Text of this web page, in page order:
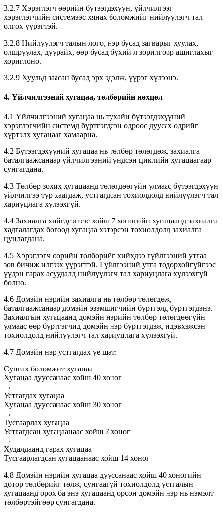
3.2.7 Хэрэглэгч өөрийн бүтээгдэхүүн, үйлчилгээг
хэрэглэгчийн системээс хянах боломжийг нийлүүлэгч тал
олгох үүрэгтэй.
3.2.8 Нийлүүлэгч талын лого, нэр бусад загварыг хуулах,
олшруулах, дуурайх, өөр бусад бүхий л зорилгоор ашиглахыг
хориглоно.
3.2.9 Хуульд заасан бусад эрх эдэлж, үүрэг хүлээнэ.
4. Үйлчилгээний хугацаа, төлбөрийн нөхцөл
4.1 Үйлчилгээний хугацаа нь тухайн бүтээгдэхүүний
хэрэглэгчийн системд бүртгэгдсэн өдрөөс дуусах өдрийг
хүртэлх хугацааг хамаарна.
4.2 Бүтээгдэхүүний хугацаа нь төлбөр төлөгдөж, захиалга
баталгаажсанаар үйлчилгээний үндсэн циклийн хугацаагаар
сунгагдана.
4.3 Төлбөр зохих хугацаанд төлөгдөөгүйн улмаас бүтээгдэхүүн
үйлчилгээ түр хаагдаж, устгагдсан тохиолдолд нийлүүлэгч тал
хариуцлага хүлээхгүй.
4.4 Захиалга хийгдсэнээс хойш 7 хоногийн хугацаанд захиалга
хадгалагдах бөгөөд хугацаа хэтэрсэн тохиолдолд захиалга
цуцлагдана.
4.5 Хэрэглэгч өөрийн төлбөрийг хийхдээ гүйлгээний утгаа
зөв бичиж илгээх үүрэгтэй. Гүйлгээний утга тодорхойгүйгээс
үүдэн гарах асуудалд нийлүүлэгч тал хариуцлага хүлээхгүй
болно.
4.6 Домэйн нэрийн захиалга нь төлбөр төлөгдөж,
баталгаажсанаар домэйн эзэмшигчийн бүртгэлд бүртгэгдэнэ.
Захиалгын хугацаанд домэйн нэрийн төлбөр төлөгдөөгүйн
улмаас өөр бүртгэгчид домэйн нэр бүртгэгдэж, идэвхэжсэн
тохиолдолд нийлүүлэгч тал хариуцлага хүлээхгүй.
4.7 Домэйн нэр устгагдах үе шат:
Сунгах боломжит хугацаа
Хугацаа дууссанаас хойш 40 хоног
→
Устгагдах хугацаа
Хугацаа дууссанаас хойш 30 хоног
→
Тусгаарлах хугацаа
Устгагдсан хугацаанаас хойш 7 хоног
→
Худалдаанд гарах хугацаа
Тусгаарлагдсан хугацаанаас хойш 14 хоног
4.8 Домэйн нэрийн хугацаа дууссанаас хойш 40 хоногийн
дотор төлбөрийг төлж, сунгаагүй тохиолдолд устгалын
хугацаанд орох ба энэ хугацаанд орсон домэйн нэр нь нэмэлт
төлбөртэйгөөр сунгагдана.